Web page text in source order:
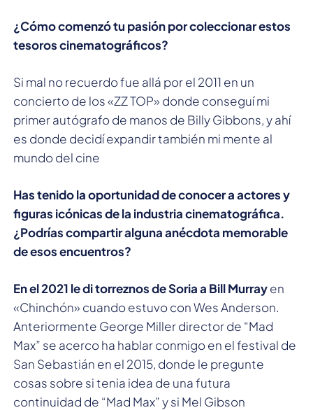
¿Cómo comenzó tu pasión por coleccionar estos
tesoros cinematográficos?
Si mal no recuerdo fue allá por el 2011 en un
concierto de los «ZZ TOP» donde conseguí mi
primer autógrafo de manos de Billy Gibbons, y ahí
es donde decidí expandir también mi mente al
mundo del cine
Has tenido la oportunidad de conocer a actores y
figuras icónicas de la industria cinematográfica.
¿Podrías compartir alguna anécdota memorable
de esos encuentros?
En el 2021 le di torreznos de Soria a Bill Murrayen
«Chinchón» cuando estuvo con Wes Anderson.
Anteriormente George Miller director de “Mad
Max” se acerco ha hablar conmigo en el festival de
San Sebastián en el 2015, donde le pregunte
cosas sobre si tenia idea de una futura
continuidad de “Mad Max” y si Mel Gibson